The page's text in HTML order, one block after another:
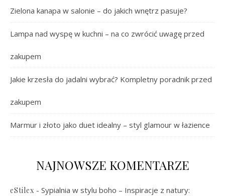
Zielona kanapa w salonie – do jakich wnętrz pasuje?
Lampa nad wyspę w kuchni – na co zwrócić uwagę przed
zakupem
Jakie krzesła do jadalni wybrać? Kompletny poradnik przed
zakupem
Marmur i złoto jako duet idealny – styl glamour w łazience
NAJNOWSZE KOMENTARZE
eStilex - Sypialnia w stylu boho – Inspiracje z natury: